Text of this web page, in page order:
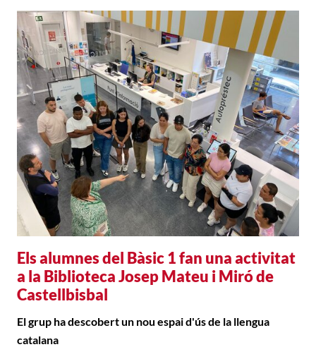
Els alumnes del Bàsic 1 fan una activitat
a la Biblioteca Josep Mateu i Miró de
Castellbisbal
El grup ha descobert un nou espai d'ús de la llengua
catalana